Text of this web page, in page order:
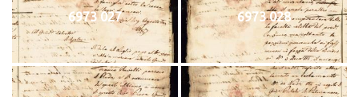
6973 027 6973 028